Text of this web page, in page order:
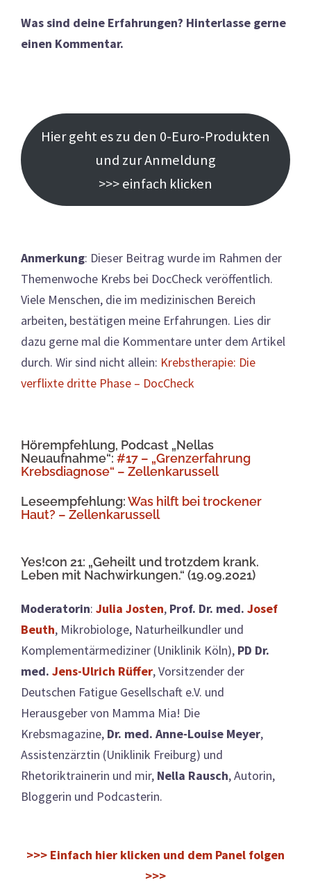
Was sind deine Erfahrungen? Hinterlasse gerne
einen Kommentar.
Hier geht es zu den 0-Euro-Produkten
und zur Anmeldung
>>> einfach klicken
Anmerkung: Dieser Beitrag wurde im Rahmen der
Themenwoche Krebs bei DocCheck veröffentlich.
Viele Menschen, die im medizinischen Bereich
arbeiten, bestätigen meine Erfahrungen. Lies dir
dazu gerne mal die Kommentare unter dem Artikel
durch. Wir sind nicht allein: Krebstherapie: Die
verflixte dritte Phase – DocCheck
Hörempfehlung, Podcast „Nellas
Neuaufnahme“: #17 – „Grenzerfahrung
Krebsdiagnose“ – Zellenkarussell
Leseempfehlung:Was hilft bei trockener
Haut? – Zellenkarussell
Yes!con 21: „Geheilt und trotzdem krank.
Leben mit Nachwirkungen.“ (19.09.2021)
Moderatorin: Julia Josten, Prof. Dr. med. Josef
Beuth, Mikrobiologe, Naturheilkundler und
Komplementärmediziner (Uniklinik Köln), PD Dr.
med. Jens-Ulrich Rüffer, Vorsitzender der
Deutschen Fatigue Gesellschaft e.V. und
Herausgeber von Mamma Mia! Die
Krebsmagazine, Dr. med. Anne-Louise Meyer,
Assistenzärztin (Uniklinik Freiburg) und
Rhetoriktrainerin und mir, Nella Rausch, Autorin,
Bloggerin und Podcasterin.
>>> Einfach hier klicken und dem Panel folgen
>>>